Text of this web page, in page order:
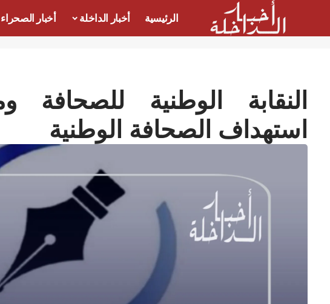
الرئيسية أخبار الداخلة أخبار الصحراء
النقابة الوطنية للصحافة
استهداف الصحافة الوطنية